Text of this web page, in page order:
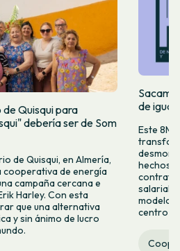
Quisqui para
debería ser de Som
de Quisqui, en Almería,
de energía
campaña cercana e
Harley. Con esta
que una alternativa
y sin ánimo de lucro
de
Este 8M,
hechos y
salarial y
modelo
centro